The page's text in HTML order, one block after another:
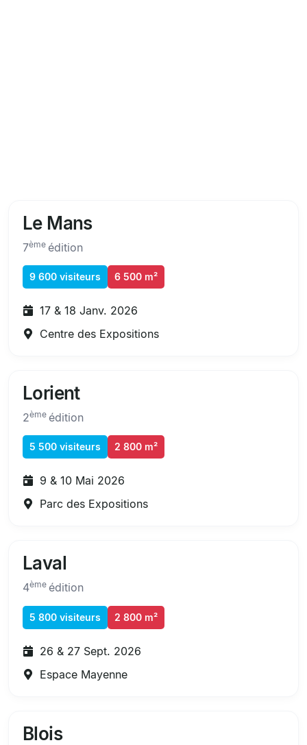
Le Mans
7ème édition
9 600 visiteurs 6 500 m²
17 & 18 Janv. 2026
Centre des Expositions
Lorient
2ème édition
5 500 visiteurs 2 800 m²
9 & 10 Mai 2026
Parc des Expositions
Laval
4ème édition
5 800 visiteurs 2 800 m²
26 & 27 Sept. 2026
Espace Mayenne
Blois